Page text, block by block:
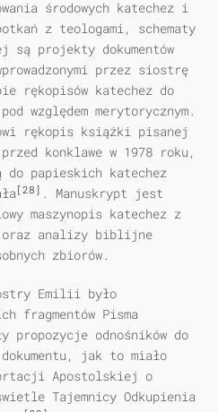
środowych katechez i
z teologami, schematy
są projekty dokumentów
przez siostrę
rękopisów katechez do
względem merytorycznym.
rękopis książki pisanej
konklawe w 1978 roku,
papieskich katechez
[28] . Manuskrypt jest
maszynopis katechez z
oraz analizy biblijne
zbiorów.
Emilii było
fragmentów Pisma
propozycje odnośników do
jak to miało
Apostolskiej o
Tajemnicy Odkupienia